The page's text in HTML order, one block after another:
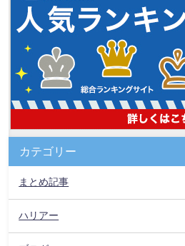
カテゴリー
まとめ記事
ハリアー